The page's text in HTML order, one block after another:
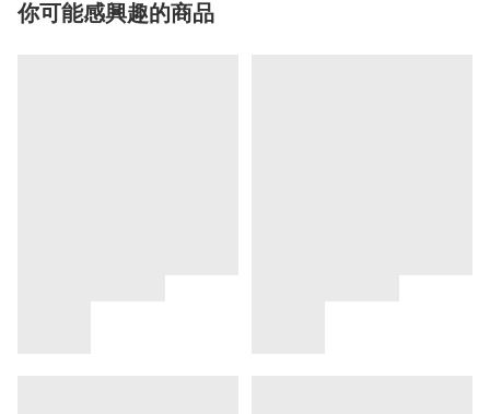
你可能感興趣的商品